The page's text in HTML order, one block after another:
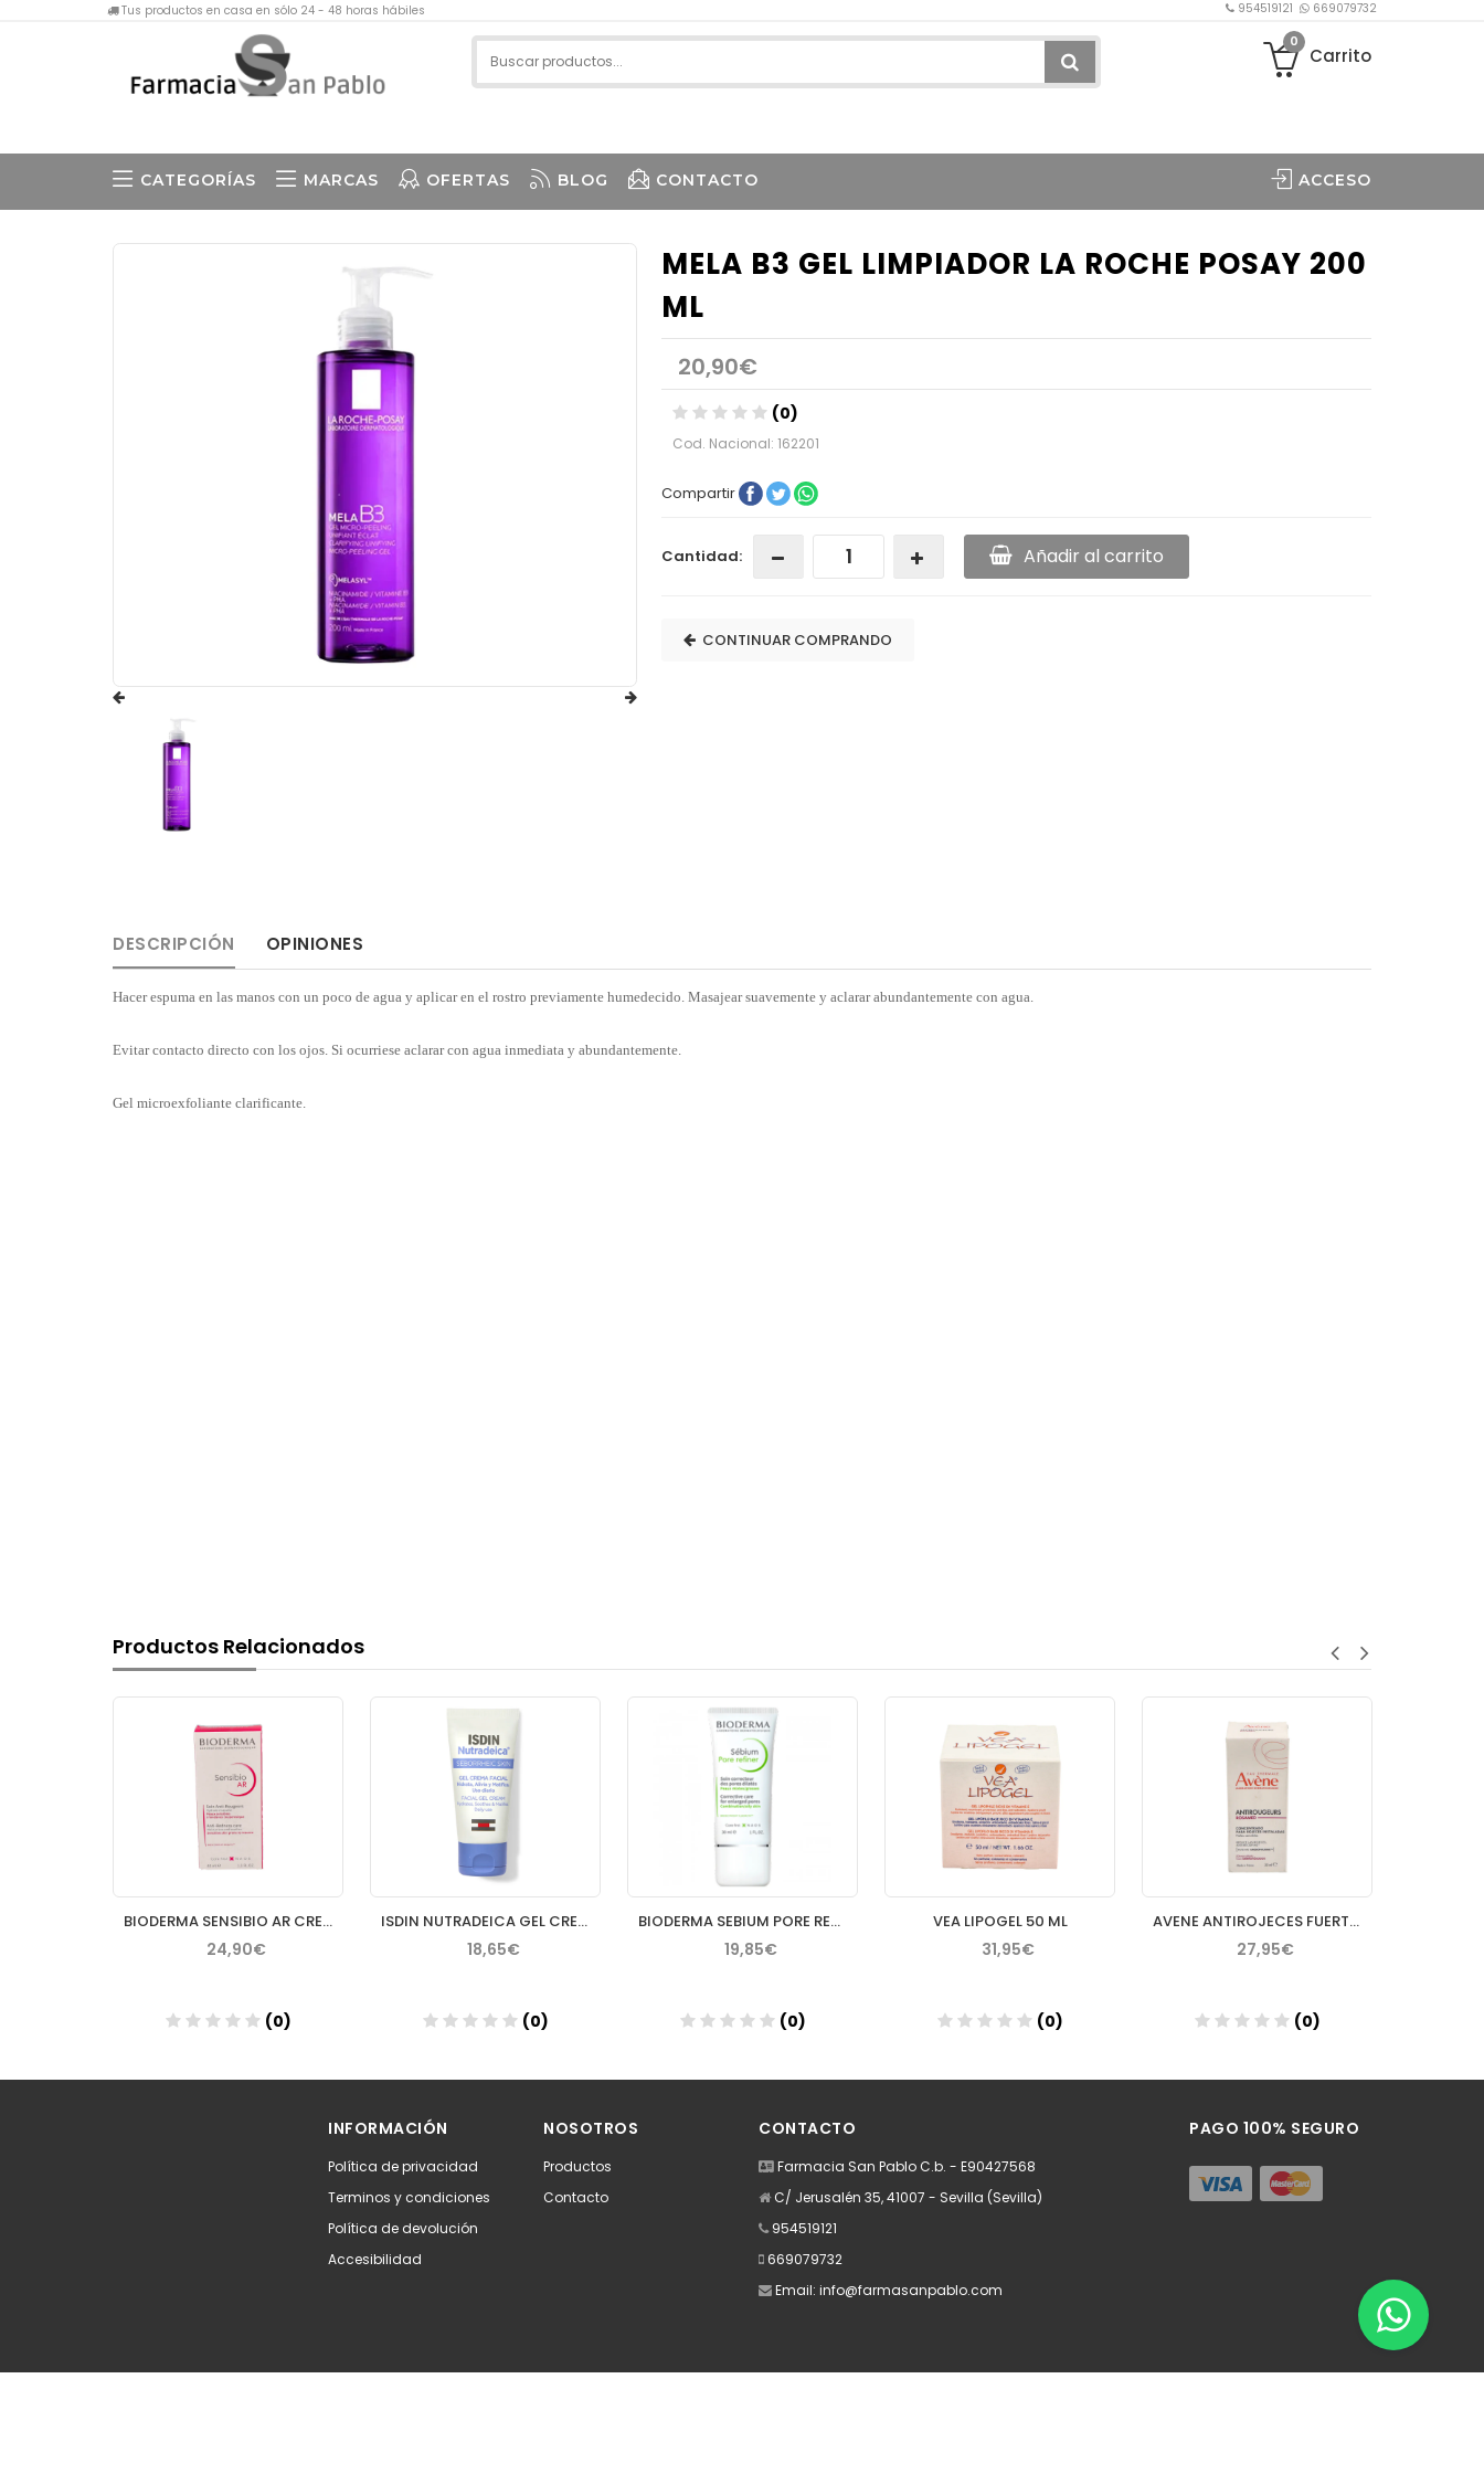
Tus productos en casa en sólo 24 - 48 horas hábiles 954519121 669079732
0
Carrito
CATEGORÍAS MARCAS OFERTAS BLOG CONTACTO ACCESO
MELA B3 GEL LIMPIADOR LA ROCHE POSAY 200
ML
20,90€
(0)
Cod. Nacional: 162201
Compartir
Cantidad: Añadir al carrito
CONTINUAR COMPRANDO
DESCRIPCIÓN OPINIONES
Hacer espuma en las manos con un poco de agua y aplicar en el rostro previamente humedecido. Masajear suavemente y aclarar abundantemente con agua.
Evitar contacto directo con los ojos. Si ocurriese aclarar con agua inmediata y abundantemente.
Gel microexfoliante clarificante.
Productos Relacionados
BIODERMA SENSIBIO AR CREMA 40 ML
24,90€
(0)
ISDIN NUTRADEICA GEL CREMA FACIAL PIEL SEBORREICA 50 ML
18,65€
(0)
BIODERMA SEBIUM PORE REFINER 30 ML
19,85€
(0)
VEA LIPOGEL 50 ML
31,95€
(0)
AVENE ANTIROJECES FUERTE CONCENTRADO 30 ML
27,95€
(0)
INFORMACIÓN
Política de privacidad
Terminos y condiciones
Política de devolución
Accesibilidad
NOSOTROS
Productos
Contacto
CONTACTO
Farmacia San Pablo C.b. - E90427568
C/ Jerusalén 35, 41007 - Sevilla (Sevilla)
954519121
669079732
Email: info@farmasanpablo.com
PAGO 100% SEGURO